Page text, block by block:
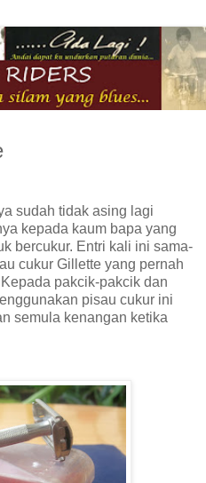
sudah tidak asing lagi
kepada kaum bapa yang
bercukur. Entri kali ini sama-
cukur Gillette yang pernah
pakcik-pakcik dan
pisau cukur ini
semula kenangan ketika